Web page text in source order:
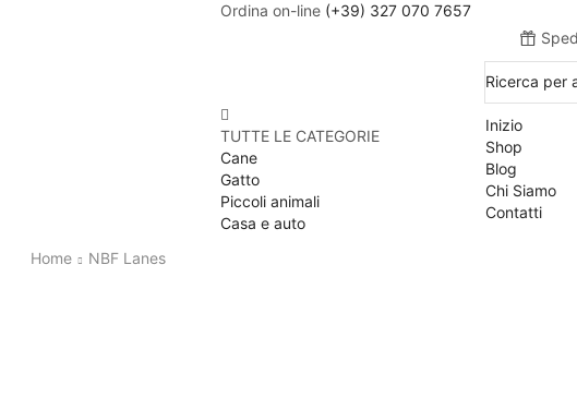
Ordina on-line (+39) 327 070 7657
TUTTE LE CATEGORIE
Cane
Gatto
Piccoli animali
Casa e auto
Inizio
Shop
Blog
Chi Siamo
Contatti
Home NBF Lanes